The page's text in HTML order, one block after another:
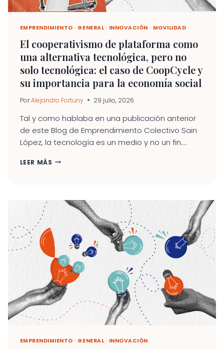
EMPRENDIMIENTO · GENERAL· INNOVACIÓN · MOVILIDAD
El cooperativismo de plataforma como
una alternativa tecnológica, pero no
solo tecnológica: el caso de CoopCycle y
su importancia para la economía social
Por Alejandro Fortuny 29 julio, 2026
Tal y como hablaba en una publicación anterior
de este Blog de Emprendimiento Colectivo Sain
López, la tecnología es un medio y no un fin....
LEER MÁS EL
COMO
ALTERNATIVA
TECNOLÓGICA,
PERO
NO
SOLO
TECNOLÓGICA:
EL
CASO
DE
COOPCYCLE
SU
PARA
EMPRENDIMIENTO · GENERAL· INNOVACIÓN